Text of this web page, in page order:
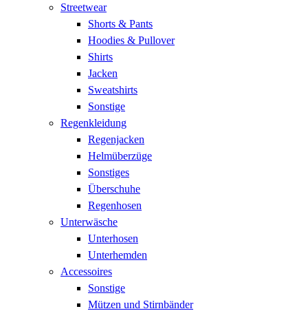
Streetwear
Shorts & Pants
Hoodies & Pullover
Shirts
Jacken
Sweatshirts
Sonstige
Regenkleidung
Regenjacken
Helmüberzüge
Sonstiges
Überschuhe
Regenhosen
Unterwäsche
Unterhosen
Unterhemden
Accessoires
Sonstige
Mützen und Stirnbänder